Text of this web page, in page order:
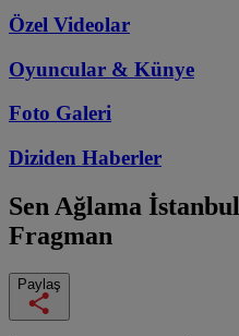
Özel Videolar
Oyuncular & Künye
Foto Galeri
Diziden Haberler
Sen Ağlama İstanbul
Fragman
Paylaş